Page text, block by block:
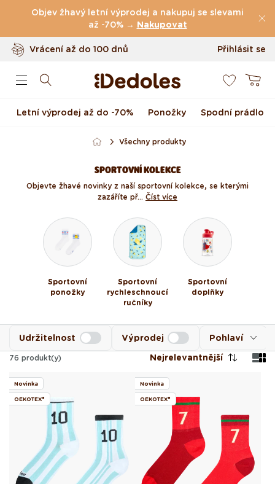
Přejít k obsahu
Objev žhavý letní výprodej a nakupuj se slevami
až -70% → Nakupovat
zdarmanad999 Kč
Vrácení až do 100 dnů
Originální design navržený u nás
Přihlásit se
Košík
Letní výprodej až do -70% Ponožky Spodní prádlo
Všechny produkty
SPORTOVNÍ KOLEKCE
Objevte žhavé novinky z naší sportovní kolekce, se kterými
zazáříte př... Číst více
Sportovní
ponožky
Sportovní
rychleschnoucí
ručníky
Sportovní
doplňky
Pohlaví
Udržitelnost Výprodej
76 produkt(y) Nejrelevantnější
Novinka
OEKOTEX®
Novinka
OEKOTEX®